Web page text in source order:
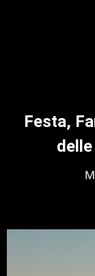
Festa,